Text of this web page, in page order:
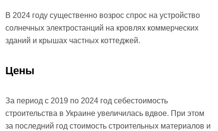
В 2024 году существенно возрос спрос на устройство
солнечных электростанций на кровлях коммерческих
зданий и крышах частных коттеджей.
Цены
За период с 2019 по 2024 год себестоимость
строительства в Украине увеличилась вдвое. При этом
за последний год стоимость строительных материалов и